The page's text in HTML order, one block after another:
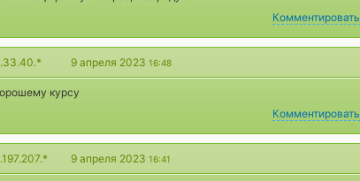
Комментировать
9 апреля 2023 16:48
курсу
Комментировать
9 апреля 2023 16:41